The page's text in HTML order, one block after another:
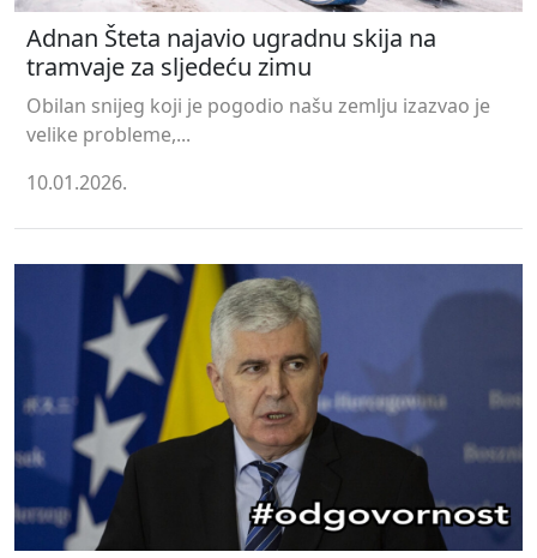
Adnan Šteta najavio ugradnu skija na
tramvaje za sljedeću zimu
Obilan snijeg koji je pogodio našu zemlju izazvao je
velike probleme,...
10.01.2026.